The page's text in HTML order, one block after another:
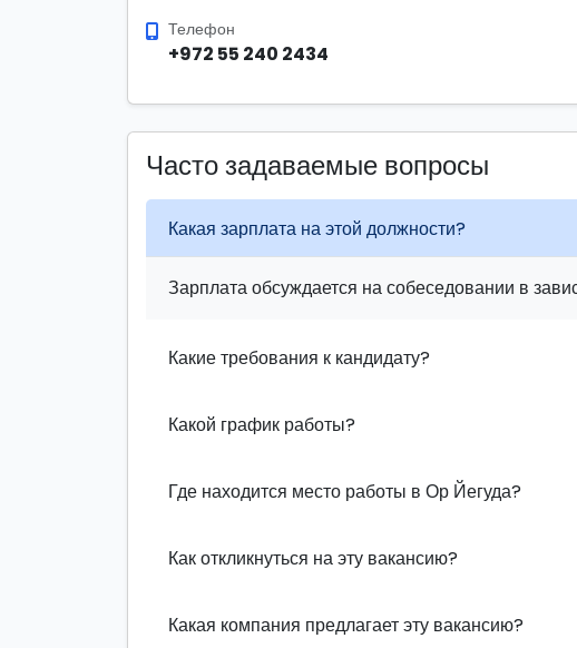
Телефон
+972 55 240 2434
Часто задаваемые вопросы
Какая зарплата на этой должности?
Зарплата обсуждается на собеседовании в
Какие требования к кандидату?
Какой график работы?
Где находится место работы в Ор Йегуда?
Как откликнуться на эту вакансию?
Какая компания предлагает эту вакансию?